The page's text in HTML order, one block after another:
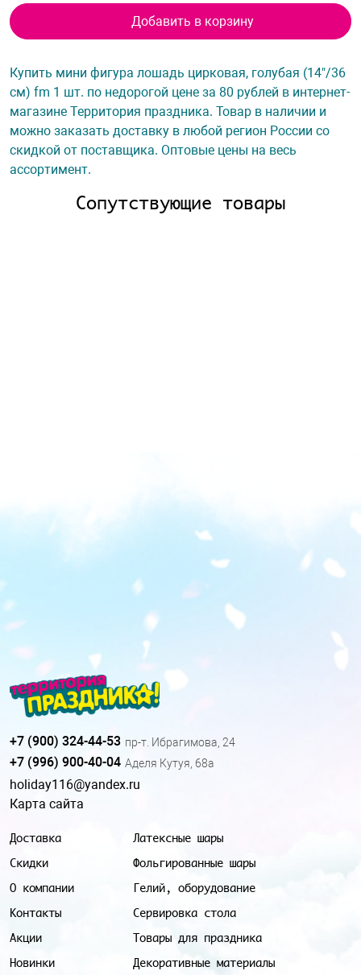
Добавить в корзину
Купить мини фигура лошадь цирковая, голубая (14"/36
см) fm 1 шт. по недорогой цене за 80 рублей в интернет-
магазине Территория праздника. Товар в наличии и
можно заказать доставку в любой регион России со
скидкой от поставщика. Оптовые цены на весь
ассортимент.
Сопутствующие товары
Доставка
Скидки
О компании
Контакты
Акции
Новинки
Латексные шары
Фольгированные шары
Гелий, оборудование
Сервировка стола
Товары для праздника
Декоративные материалы
+7 (900) 324-44-53 пр-т. Ибрагимова, 24
+7 (996) 900-40-04 Аделя Кутуя, 68а
holiday116@yandex.ru
Карта сайта